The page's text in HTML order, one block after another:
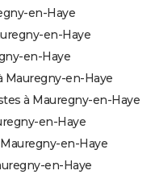
en-Haye
en-Haye
en-Haye
Mauregny-en-Haye
à Mauregny-en-Haye
en-Haye
en-Haye
en-Haye